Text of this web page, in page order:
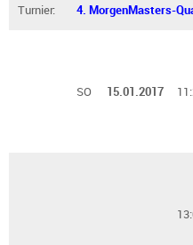
Turnier: 4. MorgenMasters-
SO 15.01.2017